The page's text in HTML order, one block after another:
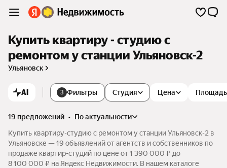
Купить квартиру - студию с
ремонтом у станции Ульяновск-2
Ульяновск
AI 3 Фильтры Студия Цена Площадь
19 предложений •
по актуальности
Купить квартиру-студию с ремонтом у станции Ульяновск-2 в
Ульяновске — 19 объявлений от агентств и собственников по
продаже квартир-студий по цене от 1 390 000 ₽ до
8 100 000 ₽ на Яндекс Недвижимости. В нашем каталоге